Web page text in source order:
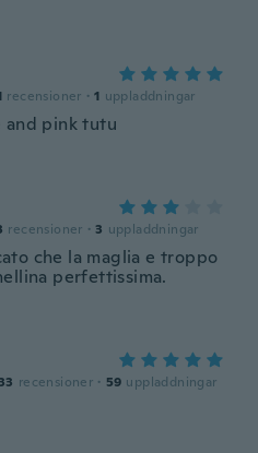
recensioner · 1 uppladdningar
and pink tutu
recensioner · 3 uppladdningar
che la maglia e troppo
perfettissima.
recensioner · 59 uppladdningar